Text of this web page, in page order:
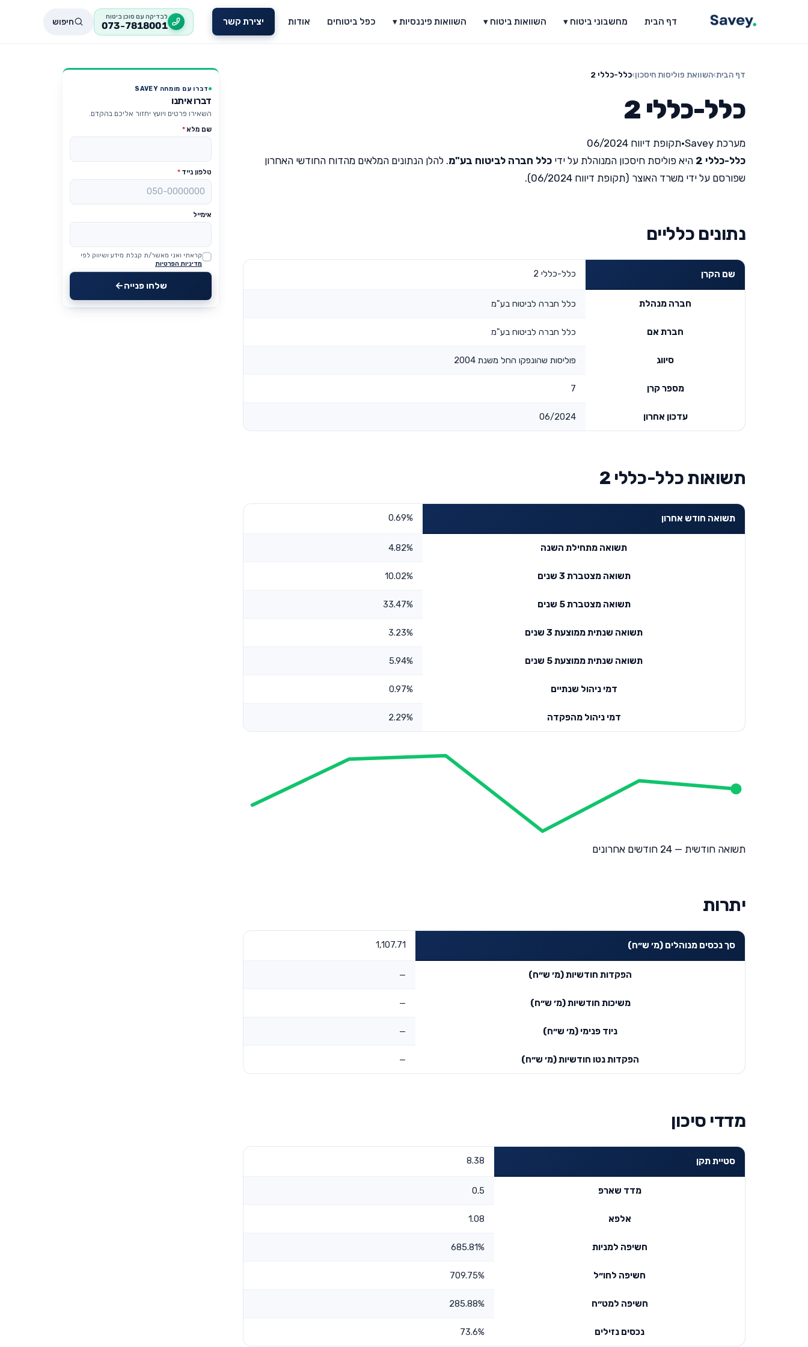
דף הבית מחשבוני ביטוח ▾ השוואות ביטוח ▾ השוואות פיננסיות ▾ כפל ביטוחים אודות יצירת קשר לבדיקה עם סוכן ביטוח
073-7818001 חיפוש
דף הבית›השוואת פוליסות חיסכון›כלל-כללי 2
כלל-כללי 2
מערכת Savey •תקופת דיווח 06/2024
כלל-כללי 2
היא פוליסת חיסכון המנוהלת על ידי כלל חברה לביטוח בע"מ. להלן הנתונים המלאים מהדוח החודשי האחרון
שפורסם על ידי משרד האוצר (תקופת דיווח 06/2024).
נתונים כלליים
שם הקרן כלל-כללי 2
חברה מנהלת כלל חברה לביטוח בע"מ
חברת אם כלל חברה לביטוח בע"מ
סיווג פוליסות שהונפקו החל משנת 2004
מספר קרן 7
עדכון אחרון 06/2024
תשואות כלל-כללי 2
תשואה חודש אחרון 0.69%
תשואה מתחילת השנה 4.82%
תשואה מצטברת 3 שנים 10.02%
תשואה מצטברת 5 שנים 33.47%
תשואה שנתית ממוצעת 3 שנים 3.23%
תשואה שנתית ממוצעת 5 שנים 5.94%
דמי ניהול שנתיים 0.97%
דמי ניהול מהפקדה 2.29%
תשואה חודשית — 24 חודשים אחרונים
יתרות
סך נכסים מנוהלים (מ׳ ש״ח) 1,107.71
הפקדות חודשיות (מ׳ ש״ח) —
משיכות חודשיות (מ׳ ש״ח) —
ניוד פנימי (מ׳ ש״ח) —
הפקדות נטו חודשיות (מ׳ ש״ח) —
מדדי סיכון
סטיית תקן 8.38
מדד שארפ 0.5
אלפא 1.08
חשיפה למניות 685.81%
חשיפה לחו״ל 709.75%
חשיפה למט״ח 285.88%
נכסים נזילים 73.6%
דברו עם מומחה SAVEY
דברו איתנו
השאירו פרטים ויועץ יחזור אליכם בהקדם.
שם מלא*
טלפון נייד *
אימייל
Website
קראתי ואני מאשר/ת קבלת מידע ושיווק לפי
מדיניות הפרטיות
שלחו פנייה